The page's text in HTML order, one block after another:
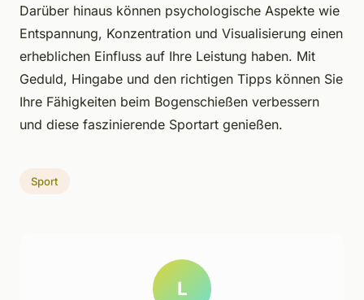
Darüber hinaus können psychologische Aspekte wie
Entspannung, Konzentration und Visualisierung einen
erheblichen Einfluss auf Ihre Leistung haben. Mit
Geduld, Hingabe und den richtigen Tipps können Sie
Ihre Fähigkeiten beim Bogenschießen verbessern
und diese faszinierende Sportart genießen.
Sport
L